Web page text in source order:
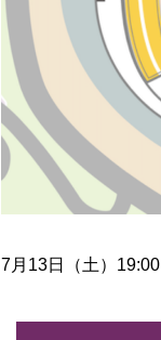
7月13日（土）